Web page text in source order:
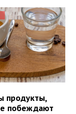
продукты,
побеждают